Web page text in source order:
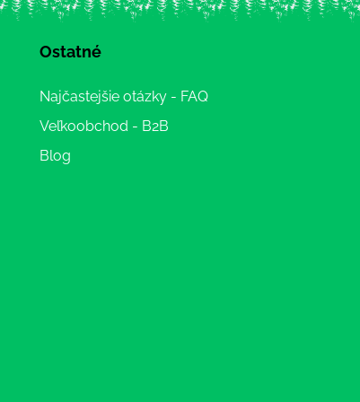
Ostatné
Najčastejšie otázky - FAQ
Veľkoobchod - B2B
Blog